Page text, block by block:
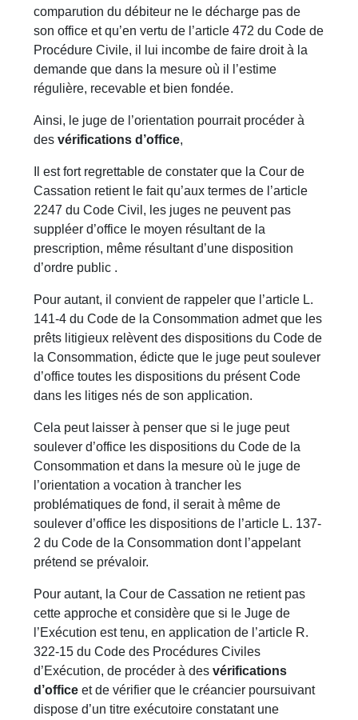
comparution du débiteur ne le décharge pas de
son office et qu’en vertu de l’article 472 du Code de
Procédure Civile, il lui incombe de faire droit à la
demande que dans la mesure où il l’estime
régulière, recevable et bien fondée.
Ainsi, le juge de l’orientation pourrait procéder à
desvérifications d’office,
Il est fort regrettable de constater que la Cour de
Cassation retient le fait qu’aux termes de l’article
2247 du Code Civil, les juges ne peuvent pas
suppléer d’office le moyen résultant de la
prescription, même résultant d’une disposition
d’ordre public .
Pour autant, il convient de rappeler que l’article L.
141-4 du Code de la Consommation admet que les
prêts litigieux relèvent des dispositions du Code de
la Consommation, édicte que le juge peut soulever
d’office toutes les dispositions du présent Code
dans les litiges nés de son application.
Cela peut laisser à penser que si le juge peut
soulever d’office les dispositions du Code de la
Consommation et dans la mesure où le juge de
l’orientation a vocation à trancher les
problématiques de fond, il serait à même de
soulever d’office les dispositions de l’article L. 137-
2 du Code de la Consommation dont l’appelant
prétend se prévaloir.
Pour autant, la Cour de Cassation ne retient pas
cette approche et considère que si le Juge de
l’Exécution est tenu, en application de l’article R.
322-15 du Code des Procédures Civiles
d’Exécution, de procéder à desvérifications
d’office et de vérifier que le créancier poursuivant
dispose d’un titre exécutoire constatant une